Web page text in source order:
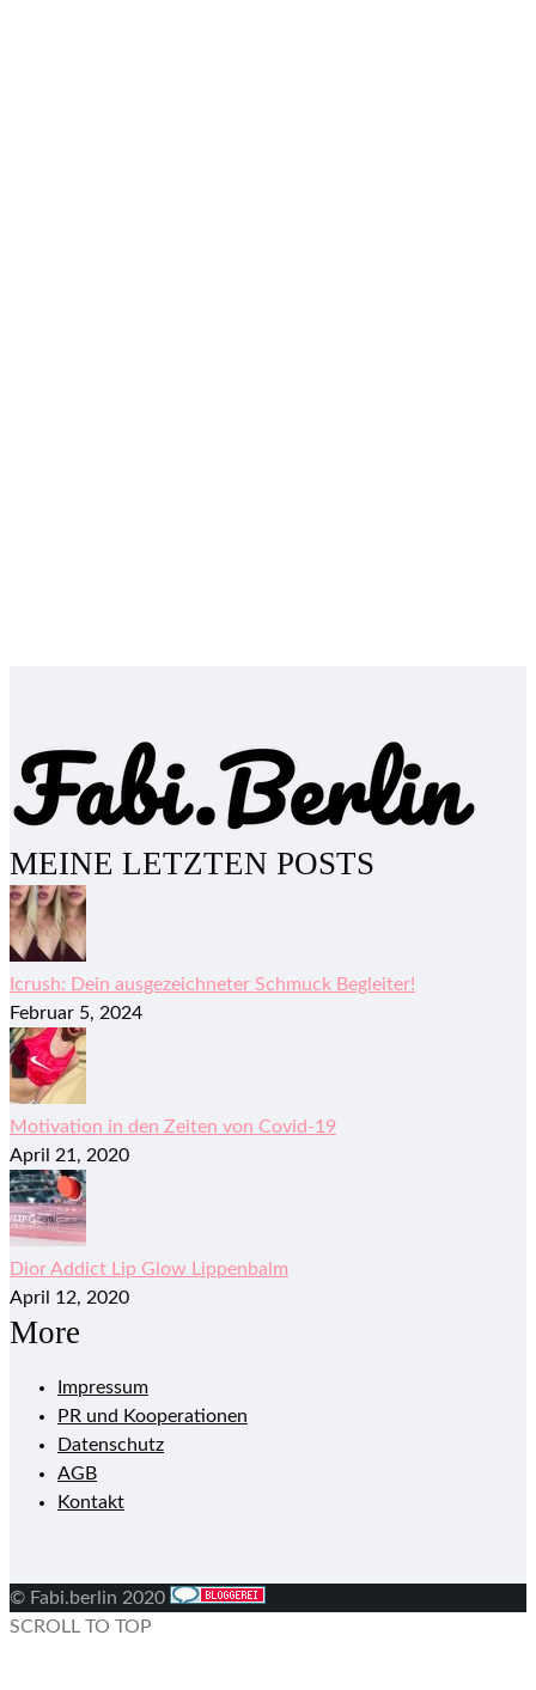
MEINE LETZTEN POSTS
Icrush: Dein ausgezeichneter Schmuck Begleiter!
Februar 5, 2024
Motivation in den Zeiten von Covid-19
April 21, 2020
Dior Addict Lip Glow Lippenbalm
April 12, 2020
More
Impressum
PR und Kooperationen
Datenschutz
AGB
Kontakt
© Fabi.berlin 2020
SCROLL TO TOP